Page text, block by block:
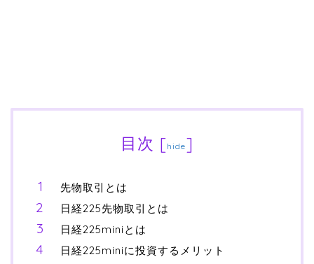
目次 [hide]
先物取引とは
日経225先物取引とは
日経225miniとは
日経225miniに投資するメリット